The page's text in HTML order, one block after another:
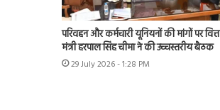
परिवहन और कर्मचारी यूनियनों की मांगों पर वित्त
मंत्री हरपाल सिंह चीमा ने की उच्चस्तरीय बैठक
29 July 2026 - 1:28 PM